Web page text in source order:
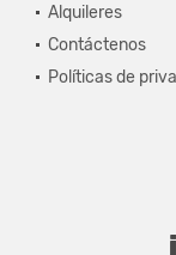
Alquileres
Contáctenos
Políticas de